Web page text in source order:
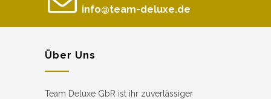
info@team-deluxe.de
Über Uns
Team Deluxe GbR ist ihr zuverlässiger